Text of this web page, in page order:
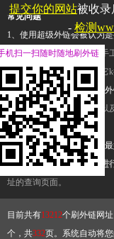
常见问题
1、使用超级外链会被认为
查询工具，模拟的是正常手
推广竞争对手的网址，让它k
2、网站优化单纯依靠超级
链，需要结合普通的外链以
台交换友情链接。
3、如何使用超级外链效果最
有频繁使用超级外链工具进
址的查询页面。
目前共有13212个刷外链网
个，共332页。系统自动将
提交你的网站被收录
- 检测
机扫一扫随时随地刷外链